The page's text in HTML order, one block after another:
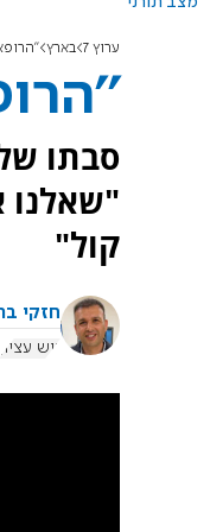
ערוץ 7 בארץ
סבתו
"שאלנו
קול"
חזקי
גוש עציון